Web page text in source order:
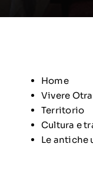
Home
Vivere
Territorio
Cultura e
Le antiche